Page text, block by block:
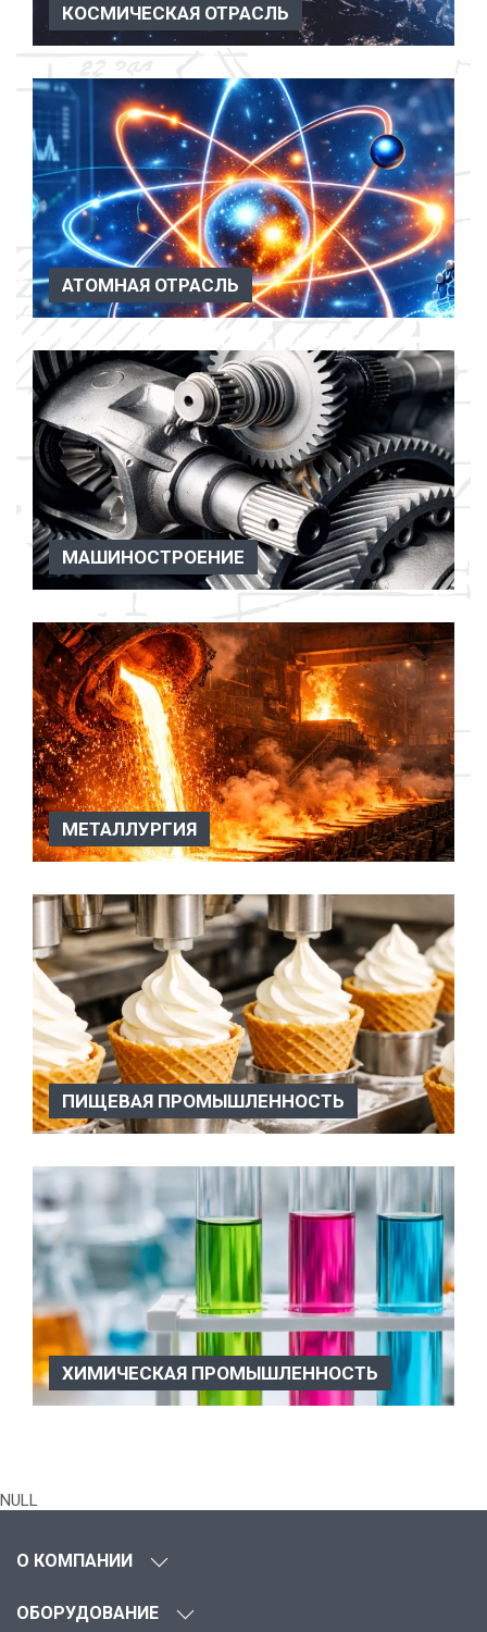
КОСМИЧЕСКАЯ ОТРАСЛЬ
Космическая отрасль Вакуумное оборудование
АТОМНАЯ ОТРАСЛЬ
Атомная отрасль Вакуумное оборудование применяется
МАШИНОСТРОЕНИЕ
Машиностроение Вакуумные насосы, агрегаты и системы
МЕТАЛЛУРГИЯ
Металлургия АО «Вакууммаш» имеет успешный опыт
ПИЩЕВАЯ ПРОМЫШЛЕННОСТЬ
Пищевая промышленность Вакуумное оборудование
ХИМИЧЕСКАЯ ПРОМЫШЛЕННОСТЬ
Химическая промышленность Вакуумное оборудование
NULL
О КОМПАНИИ
ОБОРУДОВАНИЕ